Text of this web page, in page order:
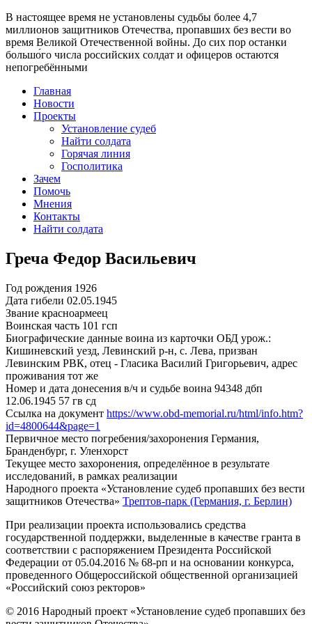
В настоящее время не установлены судьбы более 4,7
миллионов защитников Отечества, пропавших без вести во
время Великой Отечественной войны. До сих пор останки
большо́го числа российских солдат и офицеров остаются
непогребёнными
Главная
Новости
Проекты
Установление судеб
Найти солдата
Горячая линия
Госполитика
Зачем
Помочь
Мнения
Контакты
Найти солдата
Греча Федор Васильевич
Год рождения 1926
Дата гибели 02.05.1945
Звание красноармеец
Воинская часть 101 гсп
Биографические данные воина из карточки ОБД урож.:
Кишиневский уезд, Левинский р-н, с. Лева, призван
Левинским РВК, отец - Гласика Василий Григорьевич, адрес
проживания тот же
Номер и дата донесения в/ч и судьбе воина 94348 дбп
12.06.1945 57 гв сд
Ссылка на документ https://www.obd-memorial.ru/html/info.htm?
id=4800644&page=1
Первичное место погребения/захоронения Германия,
Бранденбург, г. Уленхорст
Текущее место захоронения, определённое в результате
исследований, в рамках реализации
Народного проекта «Установление судеб пропавших без вести
защитников Отечества» Трептов-парк (Германия, г. Берлин)
При реализации проекта использовались средства
государственной поддержки, выделенные в качестве гранта в
соответствии с распоряжением Президента Российской
Федерации от 05.04.2016 № 68-рп и на основании конкурса,
проведенного Общероссийской общественной организацией
«Российский союз ректоров»
© 2016 Народный проект «Установление судеб пропавших без